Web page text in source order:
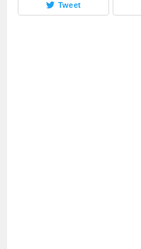
Tweet